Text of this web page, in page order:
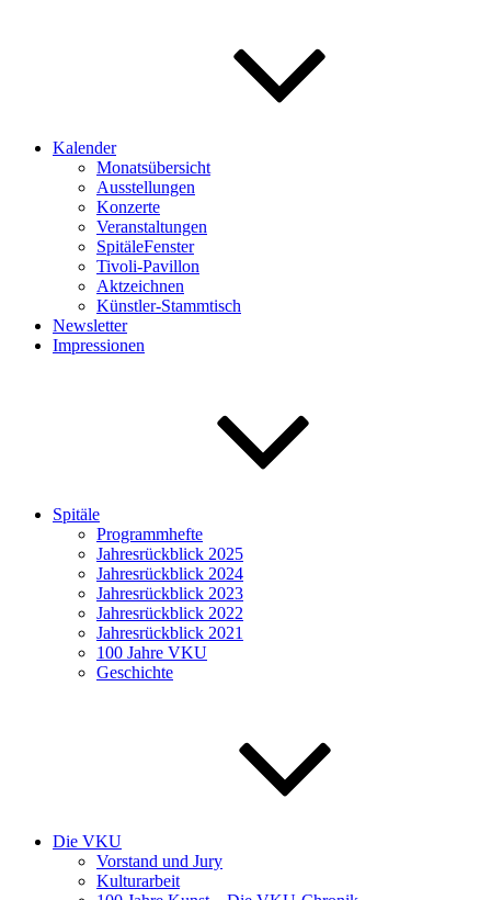
Kalender
Monatsübersicht
Ausstellungen
Konzerte
Veranstaltungen
SpitäleFenster
Tivoli-Pavillon
Aktzeichnen
Künstler-Stammtisch
Newsletter
Impressionen
Spitäle
Programmhefte
Jahresrückblick 2025
Jahresrückblick 2024
Jahresrückblick 2023
Jahresrückblick 2022
Jahresrückblick 2021
100 Jahre VKU
Geschichte
Die VKU
Vorstand und Jury
Kulturarbeit